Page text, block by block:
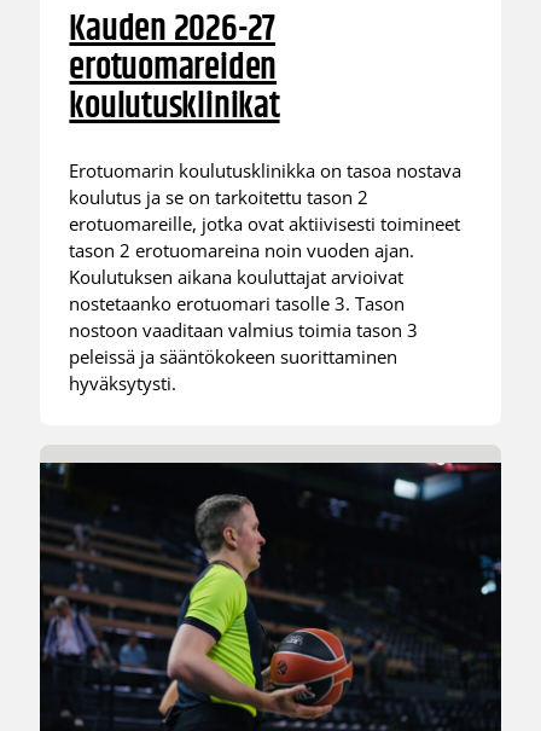
Kauden 2026-27
erotuomareiden
koulutusklinikat
Erotuomarin koulutusklinikka on tasoa nostava
koulutus ja se on tarkoitettu tason 2
erotuomareille, jotka ovat aktiivisesti toimineet
tason 2 erotuomareina noin vuoden ajan.
Koulutuksen aikana kouluttajat arvioivat
nostetaanko erotuomari tasolle 3. Tason
nostoon vaaditaan valmius toimia tason 3
peleissä ja sääntökokeen suorittaminen
hyväksytysti.